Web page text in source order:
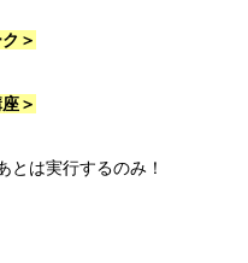
＞
＞
とは実行するのみ！